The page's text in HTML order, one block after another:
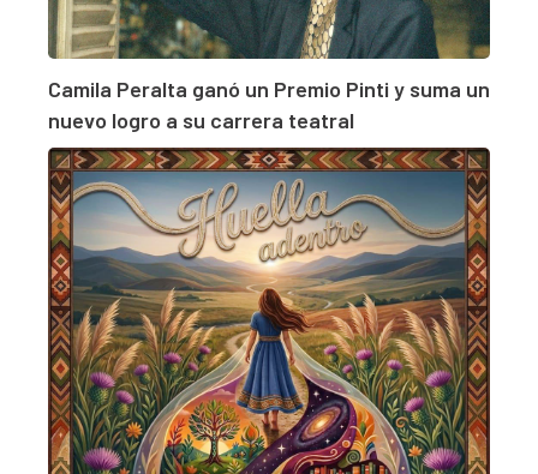
Camila Peralta ganó un Premio Pinti y suma un
nuevo logro a su carrera teatral